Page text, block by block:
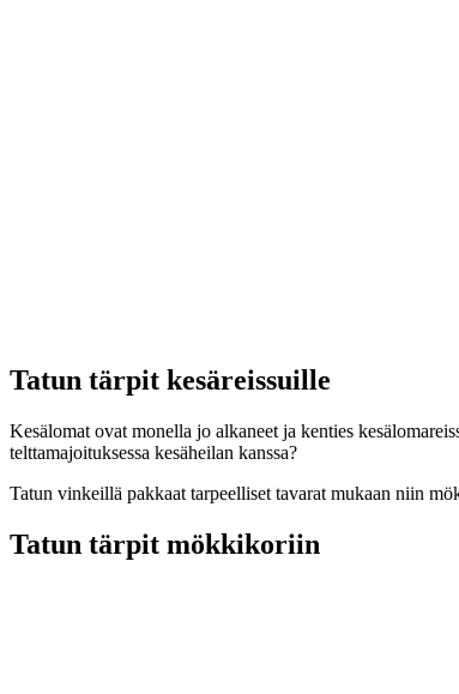
Tatun tärpit kesäreissuille
Kesälomat ovat monella jo alkaneet ja kenties
telttamajoituksessa kesäheilan kanssa?
Tatun vinkeillä pakkaat tarpeelliset tavarat mukaan niin
Tatun tärpit mökkikoriin